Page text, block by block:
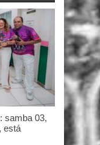
samba 03,
está